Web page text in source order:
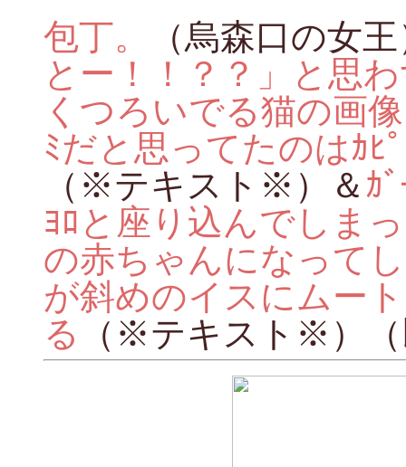
包丁。
（烏森口の女
とー！！？？」と思
くつろいでる猫の画像
ﾐだと思ってたのはｶﾋ
（※テキスト※）＆ ｶ
ﾖﾛと座り込んでしま
の赤ちゃんになって
が斜めのイスにムー
る
（※テキスト※）